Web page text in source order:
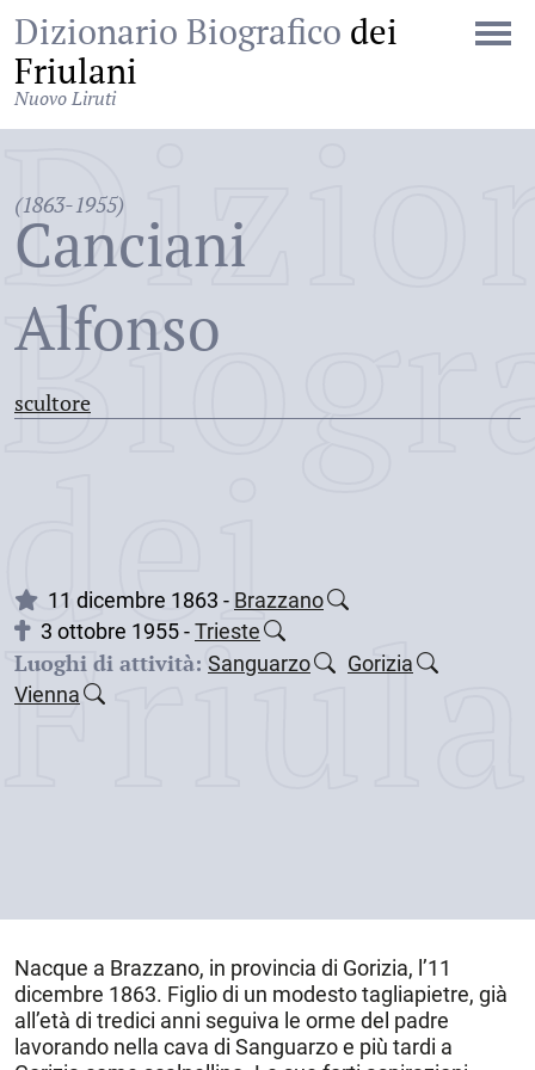
Dizionario Biografico dei
Friulani
Nuovo Liruti
(1863-1955)
Canciani
Alfonso
scultore
dei
11 dicembre 1863 - Brazzano
3 ottobre 1955 -Trieste
Luoghi di attività: Sanguarzo
Gorizia
Vienna
Nacque a Brazzano, in provincia di Gorizia, l’11
dicembre 1863. Figlio di un modesto tagliapietre, già
all’età di tredici anni seguiva le orme del padre
lavorando nella cava di Sanguarzoe più tardi a